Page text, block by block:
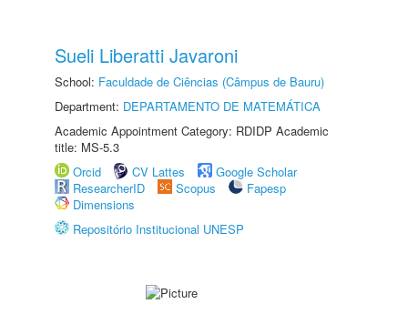
Sueli Liberatti Javaroni
School: Faculdade de Ciências (Câmpus de Bauru)
Department: DEPARTAMENTO DE MATEMÁTICA
Academic Appointment Category: RDIDP Academic
title: MS-5.3
Orcid
CV Lattes
Google Scholar
ResearcherID
Scopus
Fapesp
Dimensions
Repositório Institucional UNESP